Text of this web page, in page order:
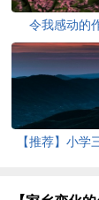
令我感动的
【推荐】小学